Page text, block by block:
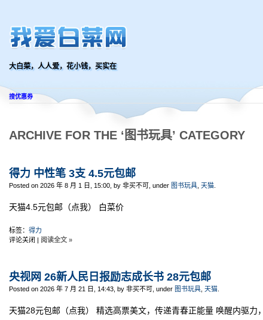
大白菜，人人爱，花小钱，买实在
搜优惠券
ARCHIVE FOR THE ‘图书玩具’ CATEGORY
得力 中性笔 3支 4.5元包邮
Posted on 2026 年 8 月 1 日, 15:00, by 非买不可, under 图书玩具 天猫
天猫4.5元包邮（点我） 白菜价
标签： 得力
评论关闭 | 阅读全文 »
央视网 26新人民日报励志成长书 28元包邮
Posted on 2026 年 7 月 21 日, 14:43, by 非买不可, under 图书玩具 天猫
天猫28元包邮（点我） 精选高票美文，传递青春正能量 唤醒内驱力